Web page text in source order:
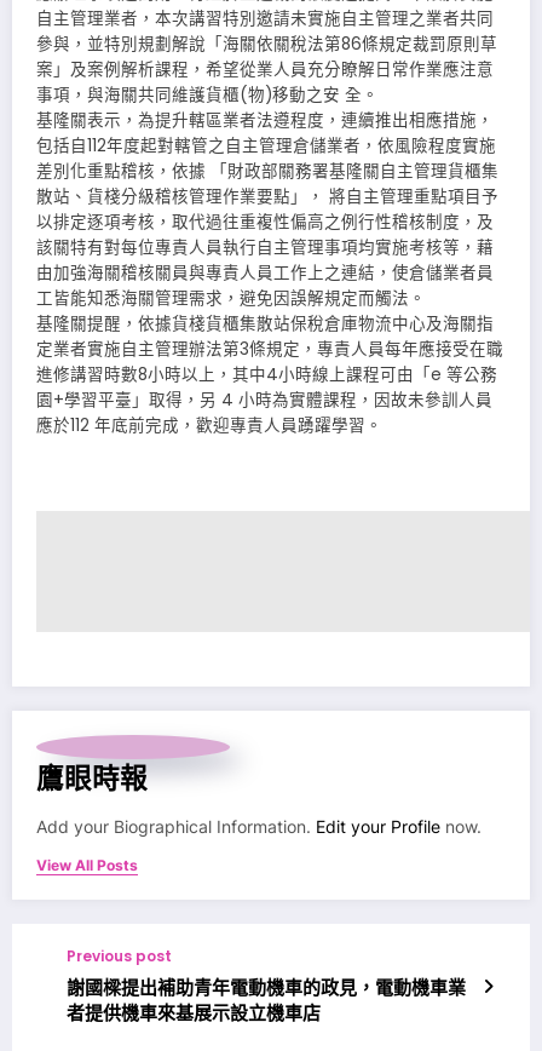
自主管理業者，本次講習特別邀請未實施自主管理之業者共同
參與，並特別規劃解說「海關依關稅法第86條規定裁罰原則草
案」及案例解析課程，希望從業人員充分瞭解日常作業應注意
事項，與海關共同維護貨櫃(物)移動之安 全。
基隆關表示，為提升轄區業者法遵程度，連續推出相應措施，
包括自112年度起對轄管之自主管理倉儲業者，依風險程度實施
差別化重點稽核，依據 「財政部關務署基隆關自主管理貨櫃集
散站、貨棧分級稽核管理作業要點」， 將自主管理重點項目予
以排定逐項考核，取代過往重複性偏高之例行性稽核制度，及
該關特有對每位專責人員執行自主管理事項均實施考核等，藉
由加強海關稽核關員與專責人員工作上之連結，使倉儲業者員
工皆能知悉海關管理需求，避免因誤解規定而觸法。
基隆關提醒，依據貨棧貨櫃集散站保稅倉庫物流中心及海關指
定業者實施自主管理辦法第3條規定，專責人員每年應接受在職
進修講習時數8小時以上，其中4小時線上課程可由「e 等公務
園+學習平臺」取得，另 4 小時為實體課程，因故未參訓人員
應於112 年底前完成，歡迎專責人員踴躍學習。
鷹眼時報
Add your Biographical Information. Edit your Profile now.
View All Posts
Previous post
謝國樑提出補助青年電動機車的政見，電動機車業
者提供機車來基展示設立機車店